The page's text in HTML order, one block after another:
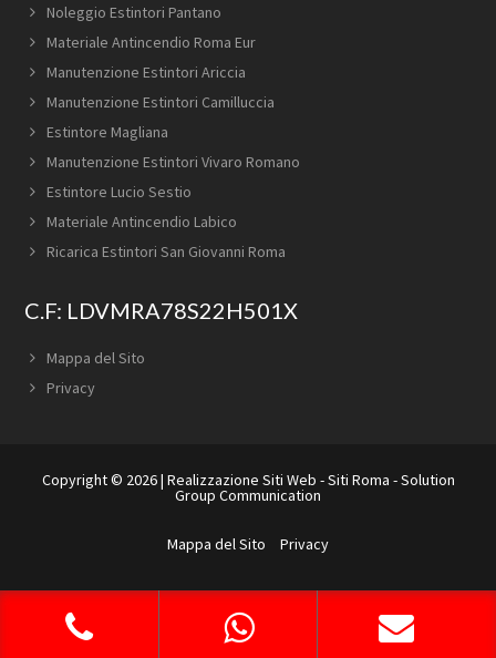
Noleggio Estintori Pantano
Materiale Antincendio Roma Eur
Manutenzione Estintori Ariccia
Manutenzione Estintori Camilluccia
Estintore Magliana
Manutenzione Estintori Vivaro Romano
Estintore Lucio Sestio
Materiale Antincendio Labico
Ricarica Estintori San Giovanni Roma
C.F: LDVMRA78S22H501X
Mappa del Sito
Privacy
Copyright © 2026 | Realizzazione Siti Web -Siti Roma -Solution
Group Communication
Mappa del Sito Privacy